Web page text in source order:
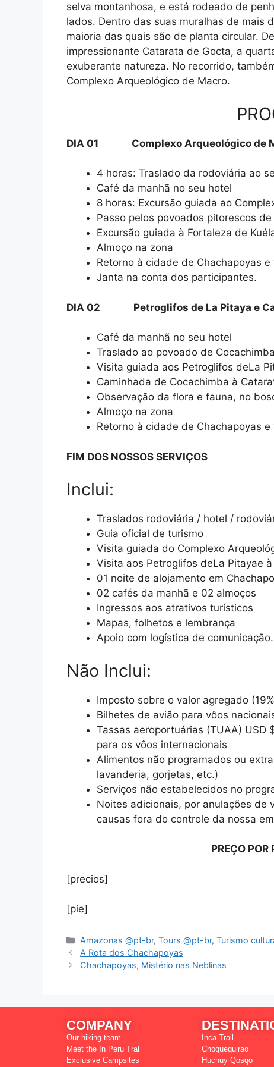
selva montanhosa, e está rodeado de
lados. Dentro das suas muralhas de mais
maioria das quais são de planta circular.
impressionante Catarata de Gocta, a
exuberante natureza. No recorrido,
Complexo Arqueológico de Macro.
DIA 01 Complexo Arqueológico de
4 horas: Traslado da rodoviária ao
Café da manhã no seu hotel
8 horas: Excursão guiada ao
Passo pelos povoados pitorescos
Excursão guiada à Fortaleza de
Almoço na zona
Retorno à cidade de Chachapoyas
Janta na conta dos participantes.
DIA 02 Petroglifos de La Pitaya e
Café da manhã no seu hotel
Traslado ao povoado de Cocachimba
Visita guiada aos Petroglifos deLa
Caminhada de Cocachimba à
Observação da flora e fauna, no
Almoço na zona
Retorno à cidade de Chachapoyas
FIM DOS NOSSOS SERVIÇOS
Inclui:
Traslados rodoviária / hotel /
Guia oficial de turismo
Visita guiada do Complexo
Visita aos Petroglifos deLa Pitayae
01 noite de alojamento em
02 cafés da manhã e 02 almoços
Ingressos aos atrativos turísticos
Mapas, folhetos e lembrança
Apoio com logística de comunicação.
Não Inclui:
Imposto sobre o valor agregado
Bilhetes de avião para vôos
Tassas aeroportuárias (TUAA) USD
para os vôos internacionais
Alimentos não programados ou
lavanderia, gorjetas, etc.)
Serviços não estabelecidos no
Noites adicionais, por anulações de
causas fora do controle da nossa
PREÇO POR
[precios]
[pie]
Amazonas @pt-br,Tours @pt-br,Turismo
A Rota dos Chachapoyas
Chachapoyas, Mistério nas Neblinas
COMPANY
Our hiking team
Meet the In Peru Tral
Exclusive Campsites
Inca Trail
Choquequirao
Huchuy Qosqo